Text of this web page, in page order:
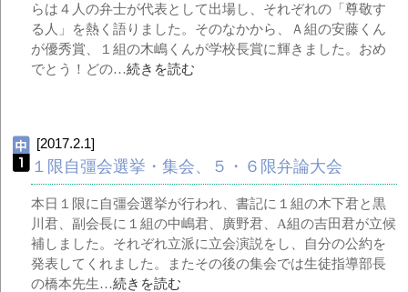
らは４人の弁士が代表として出場し、それぞれの「尊敬す
る人」を熱く語りました。そのなかから、Ａ組の安藤くん
が優秀賞、１組の木嶋くんが学校長賞に輝きました。おめ
でとう！どの…続きを読む
[2017.2.1]
１限自彊会選挙・集会、５・６限弁論大会
本日１限に自彊会選挙が行われ、書記に１組の木下君と黒
川君、副会長に１組の中嶋君、廣野君、A組の吉田君が立候
補しました。それぞれ立派に立会演説をし、自分の公約を
発表してくれました。またその後の集会では生徒指導部長
の橋本先生…続きを読む